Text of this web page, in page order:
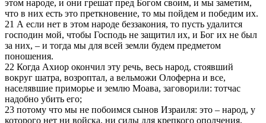
этом народе, и они грешат пред Богом своим, и мы заметим,
что в них есть это преткновение, то мы пойдем и победим их.
21 А если нет в этом народе беззакония, то пусть удалится
господин мой, чтобы Господь не защитил их, и Бог их не был
за них, – и тогда мы для всей земли будем предметом
поношения.
22 Когда Ахиор окончил эту речь, весь народ, стоявший
вокруг шатра, возроптал, а вельможи Олоферна и все,
населявшие приморье и землю Моава, заговорили: тотчас
надобно убить его;
23 потому что мы не побоимся сынов Израиля: это – народ, у
которого нет ни войска, ни силы для крепкого ополчения.